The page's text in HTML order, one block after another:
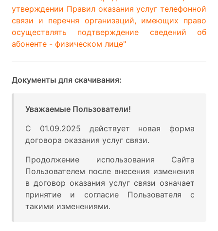
утверждении Правил оказания услуг телефонной
связи и перечня организаций, имеющих право
осуществлять подтверждение сведений об
абоненте - физическом лице"
Документы для скачивания:
Уважаемые Пользователи!
С 01.09.2025 действует новая форма
договора оказания услуг связи.
Продолжение использования Сайта
Пользователем после внесения изменения
в договор оказания услуг связи означает
принятие и согласие Пользователя с
такими изменениями.